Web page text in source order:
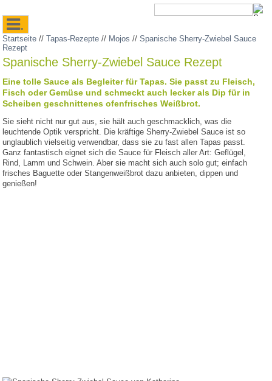
.
Startseite //Tapas-Rezepte // Mojos //Spanische Sherry-Zwiebel Sauce
Rezept
Spanische Sherry-Zwiebel Sauce Rezept
Eine tolle Sauce als Begleiter für Tapas. Sie passt zu Fleisch,
Fisch oder Gemüse und schmeckt auch lecker als Dip für in
Scheiben geschnittenes ofenfrisches Weißbrot.
Sie sieht nicht nur gut aus, sie hält auch geschmacklich, was die
leuchtende Optik verspricht. Die kräftige Sherry-Zwiebel Sauce ist so
unglaublich vielseitig verwendbar, dass sie zu fast allen Tapas passt.
Ganz fantastisch eignet sich die Sauce für Fleisch aller Art: Geflügel,
Rind, Lamm und Schwein. Aber sie macht sich auch solo gut; einfach
frisches Baguette oder Stangenweißbrot dazu anbieten, dippen und
genießen!